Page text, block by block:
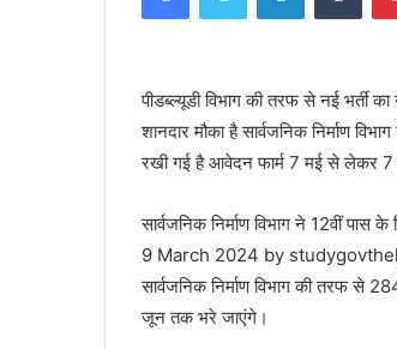
पीडब्ल्यूडी विभाग की तरफ से नई भर्ती
शानदार मौका है सार्वजनिक निर्माण
रखी गई है आवेदन फार्म 7 मई से लेकर
सार्वजनिक निर्माण विभाग ने 12वीं पास
9 March 2024 by
सार्वजनिक निर्माण विभाग की तरफ से
जून तक भरे जाएंगे।